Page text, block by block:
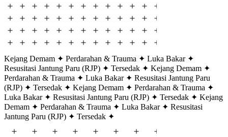
Kejang Demam ✦ Perdarahan & Trauma ✦ Luka Bakar ✦
Resusitasi Jantung Paru (RJP) ✦ Tersedak ✦ Kejang Demam ✦
Perdarahan & Trauma ✦ Luka Bakar ✦ Resusitasi Jantung Paru
(RJP) ✦ Tersedak ✦ Kejang Demam ✦ Perdarahan & Trauma ✦
Luka Bakar ✦ Resusitasi Jantung Paru (RJP) ✦ Tersedak ✦ Kejang
Demam ✦ Perdarahan & Trauma ✦ Luka Bakar ✦ Resusitasi
Jantung Paru (RJP) ✦ Tersedak ✦